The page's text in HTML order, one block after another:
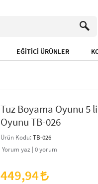
EĞİTİCİ ÜRÜNLER
Tuz Boyama Oyunu 5
Oyunu TB-026
Ürün Kodu:TB-026
Yorum yaz | 0yorum
449,94